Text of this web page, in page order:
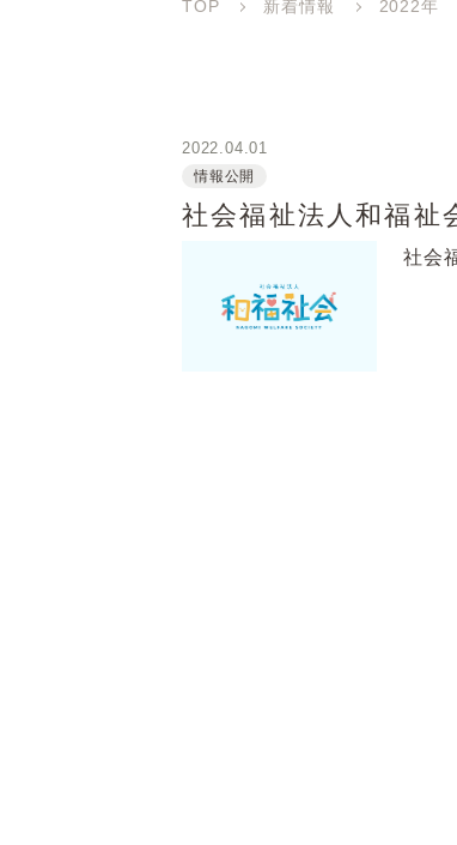
TOP 新着情報 2022年
2022.04.01
情報公開
社会福祉法人和福
社会